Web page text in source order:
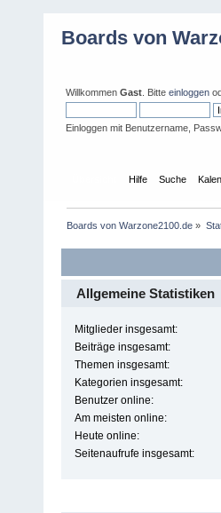
Boards von
Willkommen Gast . Bitte einloggen
Einloggen mit Benutzername,
Hilfe Suche
Boards von Warzone2100.de »
Allgemeine Statistiken
Mitglieder insgesamt:
Beiträge insgesamt:
Themen insgesamt:
Kategorien insgesamt:
Benutzer online:
Am meisten online:
Heute online:
Seitenaufrufe insgesamt: